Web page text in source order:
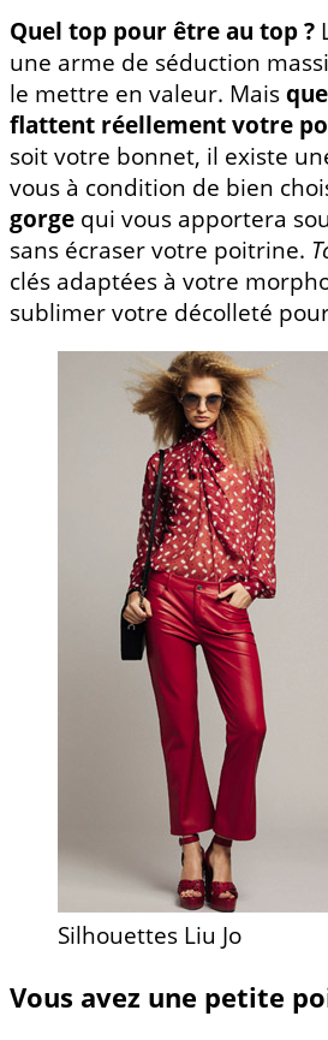
Quel top pour être au top ?
une arme de séduction
le mettre en valeur. Mais
flattent réellement votre
soit votre bonnet, il existe
vous à condition de bien
gorge qui vous apportera
sans écraser votre poitrine.
clés adaptées à votre
sublimer votre décolleté
Silhouettes Liu Jo
Vous avez une petite